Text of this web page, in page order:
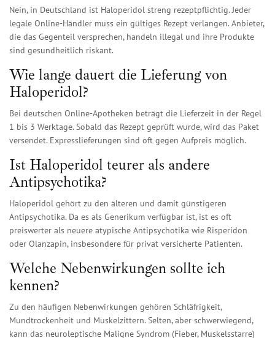
Nein, in Deutschland ist Haloperidol streng rezeptpflichtig. Jeder
legale Online-Händler muss ein gültiges Rezept verlangen. Anbieter,
die das Gegenteil versprechen, handeln illegal und ihre Produkte
sind gesundheitlich riskant.
Wie lange dauert die Lieferung von
Haloperidol?
Bei deutschen Online-Apotheken beträgt die Lieferzeit in der Regel
1 bis 3 Werktage. Sobald das Rezept geprüft wurde, wird das Paket
versendet. Expresslieferungen sind oft gegen Aufpreis möglich.
Ist Haloperidol teurer als andere
Antipsychotika?
Haloperidol gehört zu den älteren und damit günstigeren
Antipsychotika. Da es als Generikum verfügbar ist, ist es oft
preiswerter als neuere atypische Antipsychotika wie Risperidon
oder Olanzapin, insbesondere für privat versicherte Patienten.
Welche Nebenwirkungen sollte ich
kennen?
Zu den häufigen Nebenwirkungen gehören Schläfrigkeit,
Mundtrockenheit und Muskelzittern. Selten, aber schwerwiegend,
kann das neuroleptische Maligne Syndrom (Fieber, Muskelsstarre)